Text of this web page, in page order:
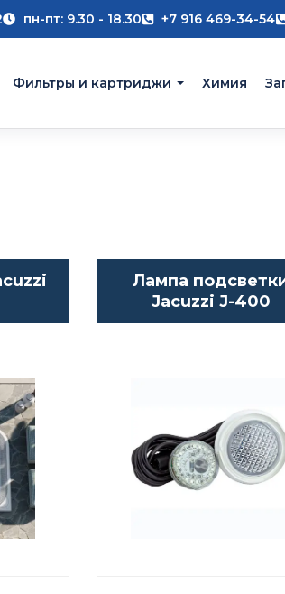
пн-пт: 9.30 - 18.30 +7 916 469-34-54
Фильтры и картриджи Химия
Лампа
Jacuzzi J-400